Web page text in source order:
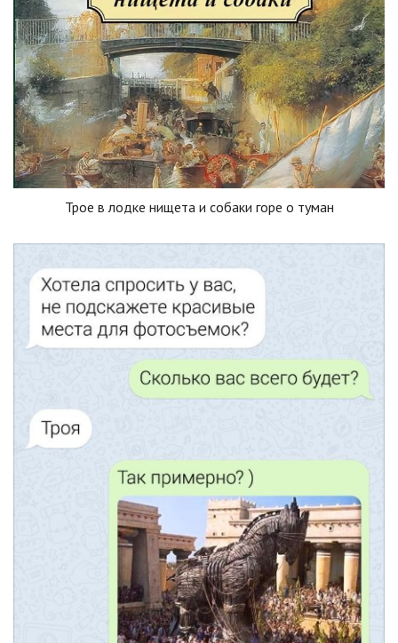
Трое в лодке нищета и собаки горе о туман